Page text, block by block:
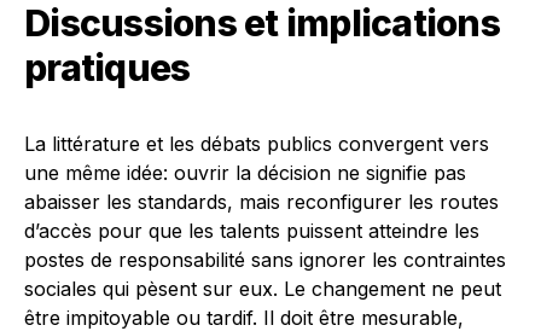
Discussions et implications
pratiques
La littérature et les débats publics convergent vers
une même idée: ouvrir la décision ne signifie pas
abaisser les standards, mais reconfigurer les routes
d’accès pour que les talents puissent atteindre les
postes de responsabilité sans ignorer les contraintes
sociales qui pèsent sur eux. Le changement ne peut
être impitoyable ou tardif. Il doit être mesurable,